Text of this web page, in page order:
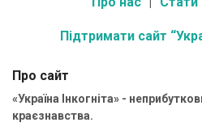
Підтримати сайт
Про сайт
«Україна Інкогніта» -
краєзнавства.